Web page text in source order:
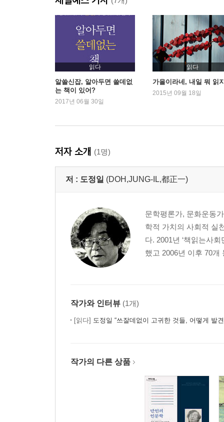
그 유명한 아틀라스, 그 유명한 거북, 그리고
쾌락의 경제학과 바보 노선
질문을 잃어버린 아이들
절반의 선물
통나무도 황새도 아닌
공생의 도구
시 배달부의 인기
“신도 들키는 때가 있으니”
은유의 슬픈 그물: 시인과 우체부
죽은 나무에 물 주는 소년
여행자의 깨침
그 남자의 안부 전화
정신의 붕어빵
사패산 화두
한국 ‘지구의 날’ 선언문
게코주의
행복 방정식
다다다, 탐!
읽다
알쓸신잡, 알아두면 쓸데없
는 책이 있어?
2017년 06월 30일
읽다
가을이라네, 내일 뭐 읽
2015년 09월 18일
저자 소개 (1명)
저 : 도정일 (DOH,JUNG-IL,都正一)
문학평론가, 문화운동
학적 가치의 사회적 실
다. 2001년 ‘책읽는사
했고 2006년 이후 70개
작가와 인터뷰 (1개)
[읽다] 도정일 “쓰잘데없이 고귀한 것들, 어떻게 발
작가의 다른 상품